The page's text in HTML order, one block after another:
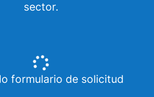
sector.
formulario de solicitud